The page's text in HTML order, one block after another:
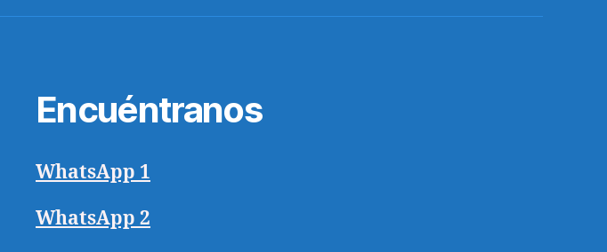
Encuéntranos
WhatsApp 1
WhatsApp 2